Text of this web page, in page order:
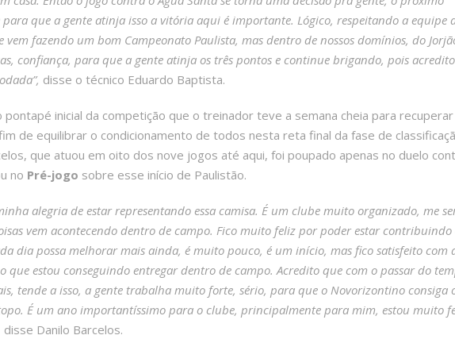
para que a gente atinja isso a vitória aqui é importante. Lógico, respeitando a equipe
vem fazendo um bom Campeonato Paulista, mas dentro de nossos domínios, do
confiança, para que a gente atinja os três pontos e continue brigando, pois acredito
disse o técnico Eduardo Baptista.
inicial da competição que o treinador teve a semana cheia para
de equilibrar o condicionamento de todos nesta reta final da fase de
que atuou em oito dos nove jogos até aqui, foi poupado apenas no duelo
no Pré-jogo sobre esse início de Paulistão.
alegria de estar representando essa camisa. É um clube muito organizado, me
vem acontecendo dentro de campo. Fico muito feliz por poder estar contribuindo
dia possa melhorar mais ainda, é muito pouco, é um início, mas fico satisfeito com
que estou conseguindo entregar dentro de campo. Acredito que com o passar do
tende a isso, a gente trabalha muito forte, sério, para que o Novorizontino consiga
É um ano importantíssimo para o clube, principalmente para mim, estou muito
disse Danilo Barcelos.